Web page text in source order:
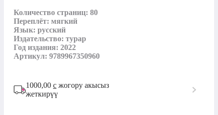
Количество страниц: 80
Переплёт: мягкий
Язык: русский
Издательство: турар
Год издания: 2022
Артикул: 9789967350960
1000,00 с жогору акысыз
жеткирүү